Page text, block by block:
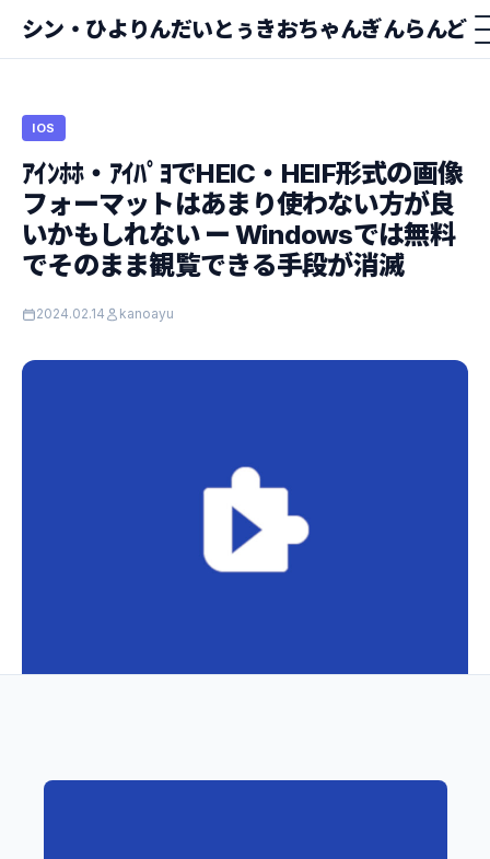
シン・ひよりんだいとぅきおちゃんぎんらんど
IOS
ｱｲﾝﾎﾎ・ｱｲﾊﾟﾖでHEIC・HEIF形式の画像
フォーマットはあまり使わない方が良
いかもしれない ー Windowsでは無料
でそのまま観覧できる手段が消滅
2024.02.14 kanoayu